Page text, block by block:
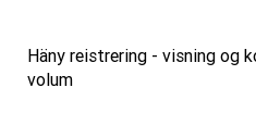
Häny reistrering - visning og
volum